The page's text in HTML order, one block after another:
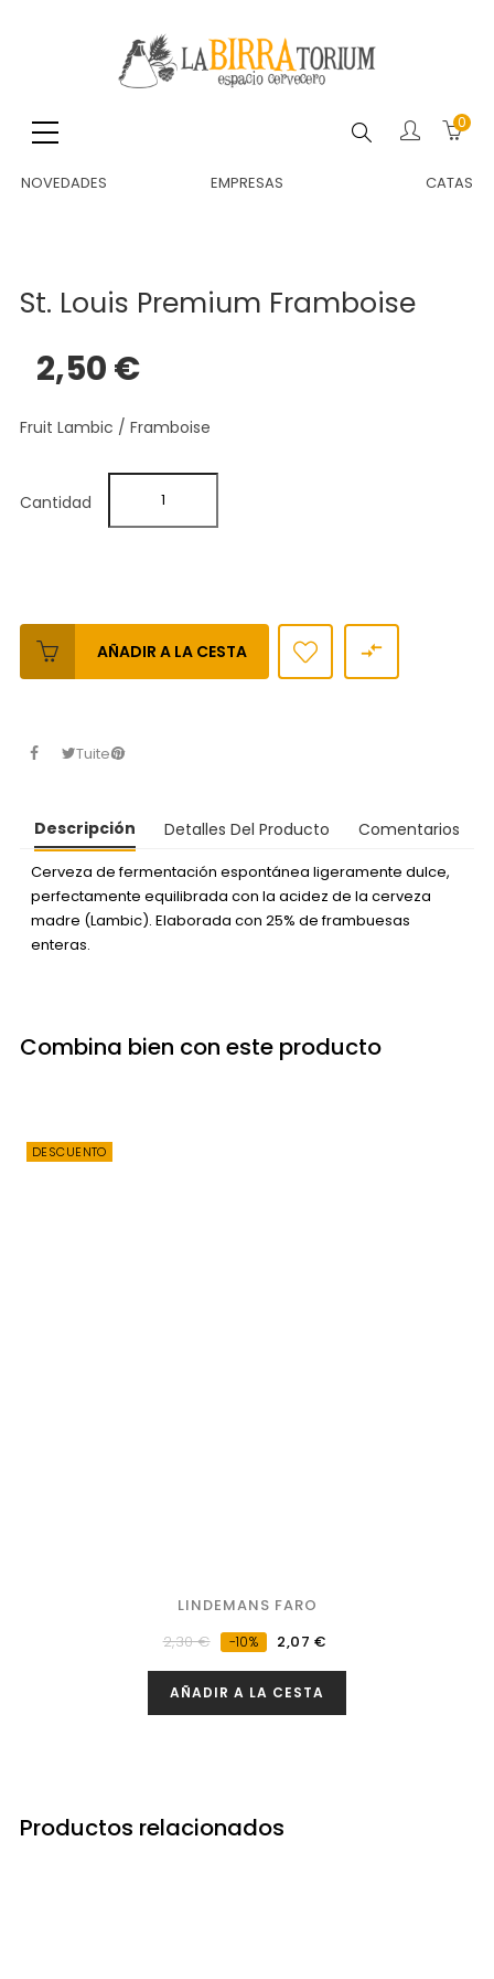
Buscar 0
NOVEDADES EMPRESAS CATAS
St. Louis Premium Framboise
2,50 €
Fruit Lambic / Framboise
Cantidad
AÑADIR A LA CESTA 
Tuitear
Descripción Detalles Del Producto Comentarios
Cerveza de fermentación espontánea ligeramente dulce,
perfectamente equilibrada con la acidez de la cerveza
madre (Lambic). Elaborada con 25% de frambuesas
enteras.
Combina bien con este producto
DESCUENTO
LINDEMANS FARO
Precio
regular
2,30 € -10% Precio
2,07 €
AÑADIR A LA CESTA
Productos relacionados